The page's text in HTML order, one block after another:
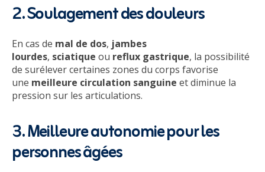
2. Soulagement des douleurs
En cas de mal de dos, jambes
lourdes, sciatique ou reflux gastrique, la possibilité
de surélever certaines zones du corps favorise
une meilleure circulation sanguine et diminue la
pression sur les articulations.
3. Meilleure autonomie pour les
personnes âgées